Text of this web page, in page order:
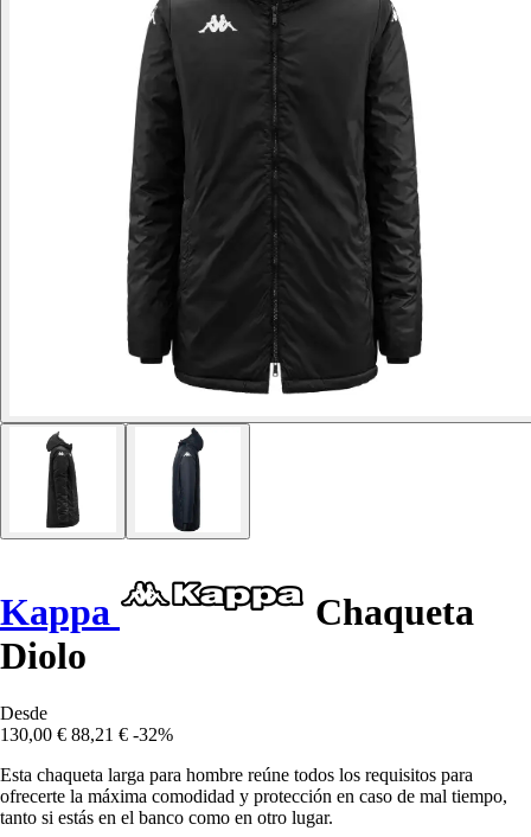
Kappa
Chaqueta
Diolo
Desde
130,00 € 88,21 € -32%
Esta chaqueta larga para hombre reúne todos los requisitos para
ofrecerte la máxima comodidad y protección en caso de mal tiempo,
tanto si estás en el banco como en otro lugar.